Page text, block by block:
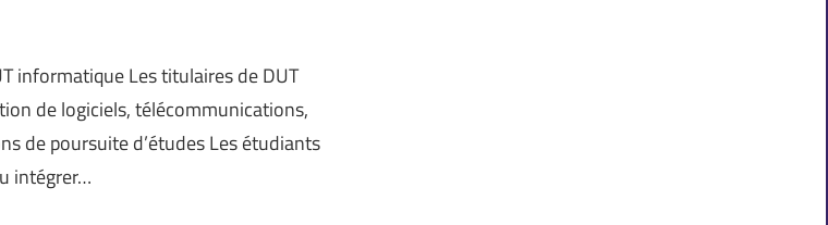
informatique Les titulaires de DUT
de logiciels, télécommunications,
de poursuite d’études Les étudiants
intégrer…